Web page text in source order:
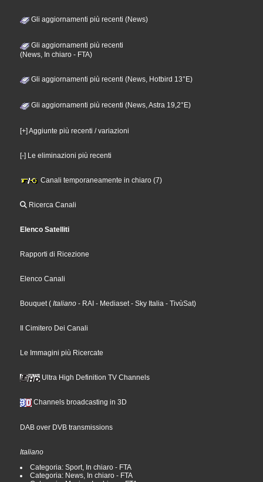
Gli aggiornamenti più recenti (News)
Gli aggiornamenti più recenti
(News, In chiaro - FTA)
Gli aggiornamenti più recenti (News, Hotbird 13°E)
Gli aggiornamenti più recenti (News, Astra 19,2°E)
[+] Aggiunte più recenti / variazioni
[-] Le eliminazioni più recenti
Canali temporaneamente in chiaro (7)
Ricerca Canali
Elenco Satelliti
Rapporti di Ricezione
Elenco Canali
Bouquet( Italiano - RAI - Mediaset- Sky Italia - TivùSat)
Il Cimitero Dei Canali
Le Immagini più Ricercate
Ultra High Definition TV Channels
Channels broadcasting in 3D
DAB over DVB transmissions
Italiano
Categoria: Sport, In chiaro - FTA
Categoria: News, In chiaro - FTA